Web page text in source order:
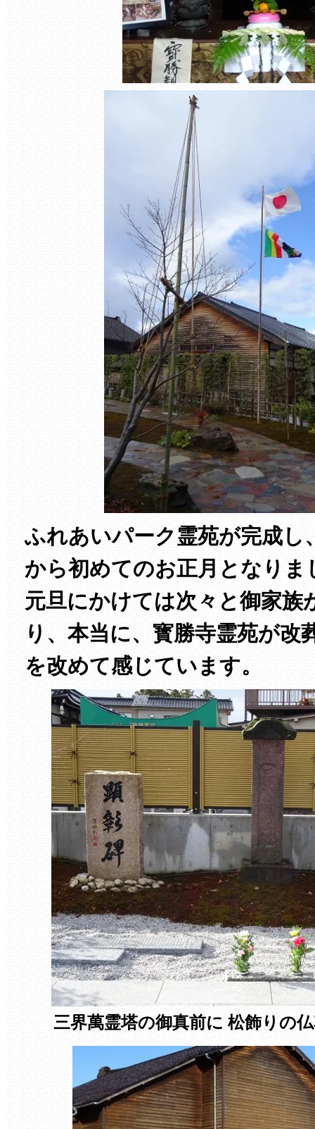
ふれあいパーク霊苑が完成し
から初めてのお正月となりま
元旦にかけては次々と御家族
り、本当に、寳勝寺霊苑が改
を改めて感じています。
三界萬霊塔の御真前に 松飾りの